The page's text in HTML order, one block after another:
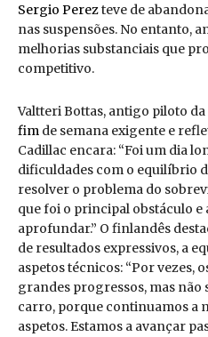
Sergio Perezteve de
nas suspensões. No entanto,
melhorias substanciais que
competitivo.
Valtteri Bottas, antigo piloto
fim de semana exigente e
Cadillac encara: “Foi um dia
dificuldades com o equilíbrio
resolver o problema do
que foi o principal obstáculo e
aprofundar.” O finlandês
de resultados expressivos, a
aspetos técnicos: “Por vezes,
grandes progressos, mas não
carro, porque continuamos a
aspetos. Estamos a avançar